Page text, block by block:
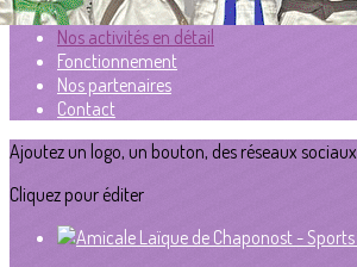
Présentation
Nos activités en détail
Fonctionnement
Nos partenaires
Contact
Ajoutez un logo, un bouton, des réseaux sociaux
Cliquez pour éditer